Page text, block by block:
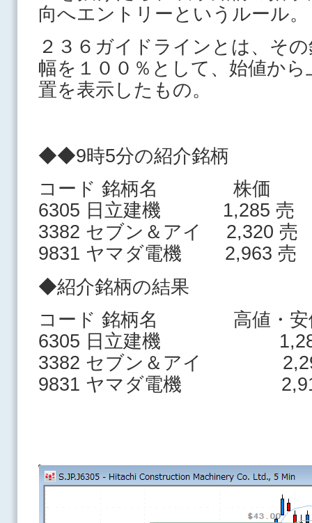
向へエントリーというルール。
２３６ガイドラインとは、そ
幅を１００％として、始値か
置を表示したもの。
◆◆9時5分の紹介銘柄
コード 銘柄名 株価
6305 日立建機 1,285 売
3382 セブン＆アイ 2,320 売
9831 ヤマダ電機 2,963 売
◆紹介銘柄の結果
コード 銘柄名 高値・安
6305 日立建機 1,282
3382 セブン＆アイ
9831 ヤマダ電機